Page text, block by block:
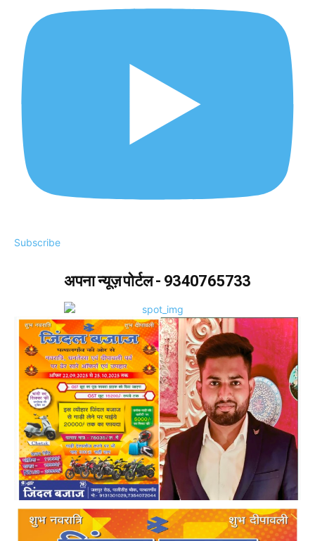
Subscribe
अपना न्यूज़ पोर्टल - 9340765733